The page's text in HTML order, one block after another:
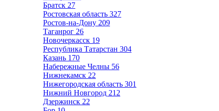
Братск 27
Ростовская область 327
Ростов-на-Дону 209
Таганрог 26
Новочеркасск 19
Республика Татарстан 304
Казань 170
Набережные Челны 56
Нижнекамск 22
Нижегородская область 301
Нижний Новгород 212
Дзержинск 22